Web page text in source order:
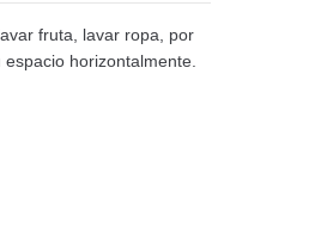
fruta, lavar ropa, por
horizontalmente.